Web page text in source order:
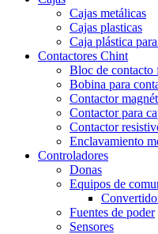
Cajas metálicas
Cajas plasticas
Caja plástica
Contactores Chint
Bloc de
Bobina para
Contactor
Contactor para
Contactor
Enclavamiento
Controladores
Donas
Equipos de
Fuentes de poder
Sensores